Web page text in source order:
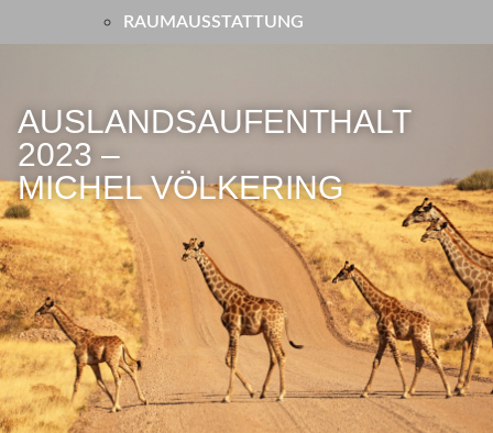
RAUMAUSSTATTUNG
AUSLANDSAUFENTHALT
2023 –
MICHEL VÖLKERING